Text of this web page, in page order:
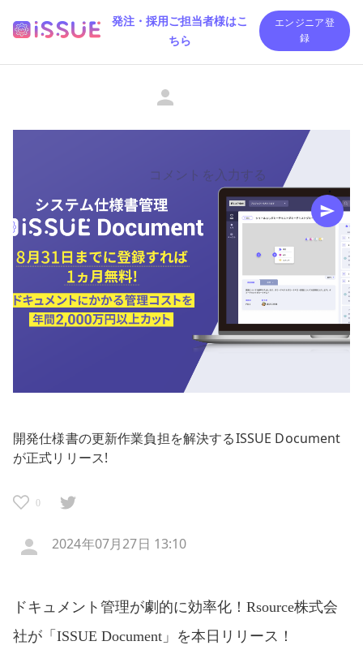
発注・採用ご担当者様はこ
ちら
エンジニア登
録
開発仕様書の更新作業負担を解決するISSUE Document
が正式リリース!
0
2024年07月27日 13:10
ドキュメント管理が劇的に効率化！Rsource株式会
社が「ISSUE Document」を本日リリース！